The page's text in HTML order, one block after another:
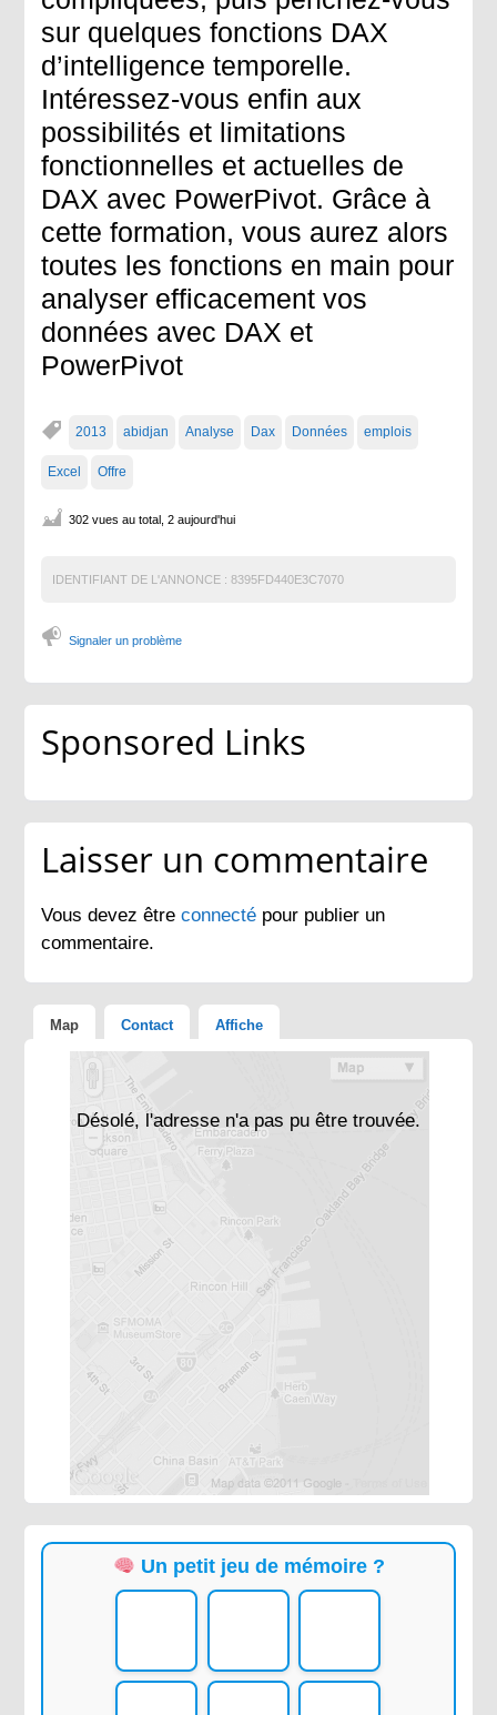
sur quelques fonctions DAX
d’intelligence temporelle.
Intéressez-vous enfin aux
possibilités et limitations
fonctionnelles et actuelles de
DAX avec PowerPivot. Grâce à
cette formation, vous aurez alors
toutes les fonctions en main pour
analyser efficacement vos
données avec DAX et
PowerPivot
2013 abidjan Analyse Dax Données emplois
Excel Offre
302 vues au total, 2 aujourd'hui
IDENTIFIANT DE L'ANNONCE : 8395FD440E3C7070
Signaler un problème
Sponsored Links
Laisser un commentaire
Vous devez êtreconnecté pour publier un
commentaire.
Map Contact Affiche
Désolé, l'adresse n'a pas pu être trouvée.
Un petit jeu de mémoire ?